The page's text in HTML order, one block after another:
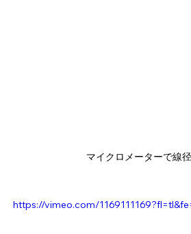
マイクロメーターで線
https://vimeo.com/